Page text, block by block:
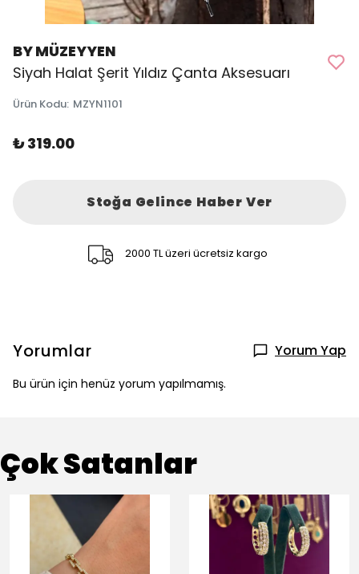
BY MÜZEYYEN
Siyah Halat Şerit Yıldız Çanta Aksesuarı
Ürün Kodu: MZYN1101
₺ 319.00
Stoğa Gelince Haber Ver
2000 TL üzeri ücretsiz kargo
Yorumlar Yorum Yap
Bu ürün için henüz yorum yapılmamış.
Çok Satanlar